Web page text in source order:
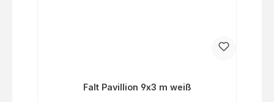
Falt Pavillion 9x3 m weiß